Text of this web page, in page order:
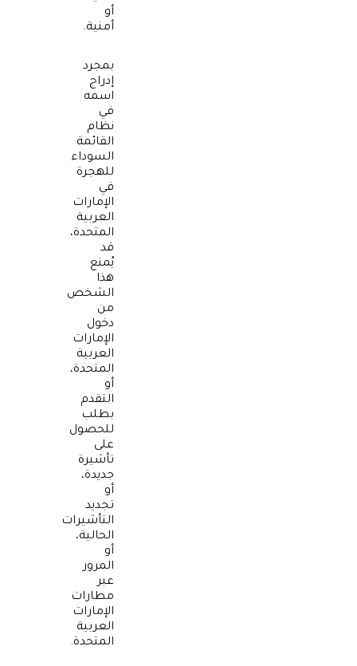
أو
أمنية.
بمجرد
إدراج
اسمه
في
نظام
القائمة
السوداء
للهجرة
في
الإمارات
العربية
المتحدة،
قد
يُمنع
هذا
الشخص
من
دخول
الإمارات
العربية
المتحدة،
أو
التقدم
بطلب
للحصول
على
تأشيرة
جديدة،
أو
تجديد
التأشيرات
الحالية،
أو
المرور
عبر
مطارات
الإمارات
العربية
المتحدة.